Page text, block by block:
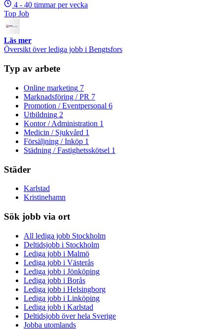
4 - 40 timmar per vecka
Top Job
Läs mer
Översikt över lediga jobb i Bengtsfors
Typ av arbete
Online marketing 7
Marknadsföring / PR 7
Promotion / Eventpersonal 6
Utbildning 2
Kontor / Administration 1
Medicin / Sjukvård 1
Försäljning / Inköp 1
Städning / Fastighetsskötsel 1
Städer
Karlstad
Kristinehamn
Sök jobb via ort
All lediga jobb Stockholm
Deltidsjobb i Stockholm
Lediga jobb i Malmö
Lediga jobb i Västerås
Lediga jobb i Jönköping
Lediga jobb i Borås
Lediga jobb i Helsingborg
Lediga jobb i Linköping
Lediga jobb i Karlstad
Deltidsjobb över hela Sverige
Jobba utomlands